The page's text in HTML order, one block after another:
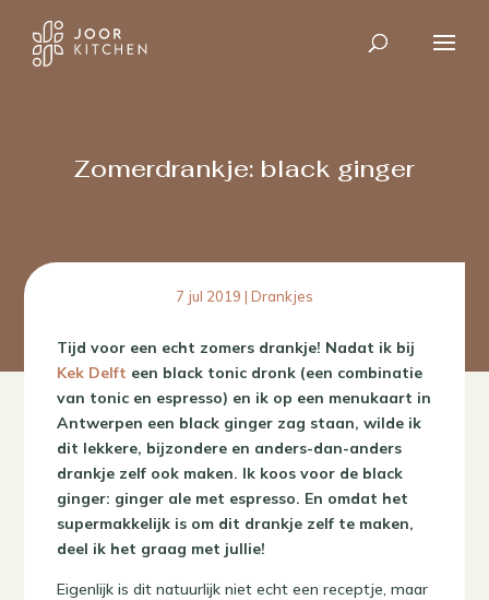
Zomerdrankje: black ginger
7 jul 2019 | Drankjes
Tijd voor een echt zomers drankje! Nadat ik bij
Kek Delft een black tonic dronk (een combinatie
van tonic en espresso) en ik op een menukaart in
Antwerpen een black ginger zag staan, wilde ik
dit lekkere, bijzondere en anders-dan-anders
drankje zelf ook maken. Ik koos voor de black
ginger: ginger ale met espresso. En omdat het
supermakkelijk is om dit drankje zelf te maken,
deel ik het graag met jullie!
Eigenlijk is dit natuurlijk niet echt een receptje, maar